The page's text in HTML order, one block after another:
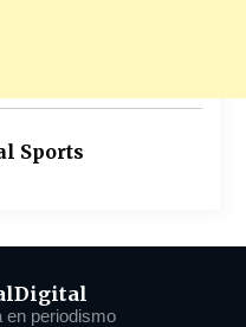
Sports
Digital
en periodismo